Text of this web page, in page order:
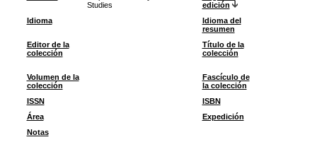
Studies
edición
Idioma
Idioma del
resumen
Editor de la
colección
Título de la
colección
Volumen de la
colección
Fascículo de
la colección
ISSN
ISBN
Área
Expedición
Notas